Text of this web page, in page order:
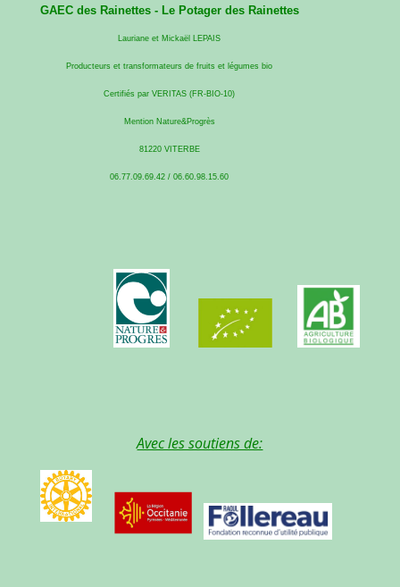
GAEC des Rainettes - Le Potager des Rainettes
Lauriane et Mickaël LEPAIS
Producteurs et transformateurs de fruits et légumes bio
Certifiés par VERITAS (FR-BIO-10)
Mention Nature&Progrès
81220 VITERBE
06.77.09.69.42 / 06.60.98.15.60
Avec les soutiens de: